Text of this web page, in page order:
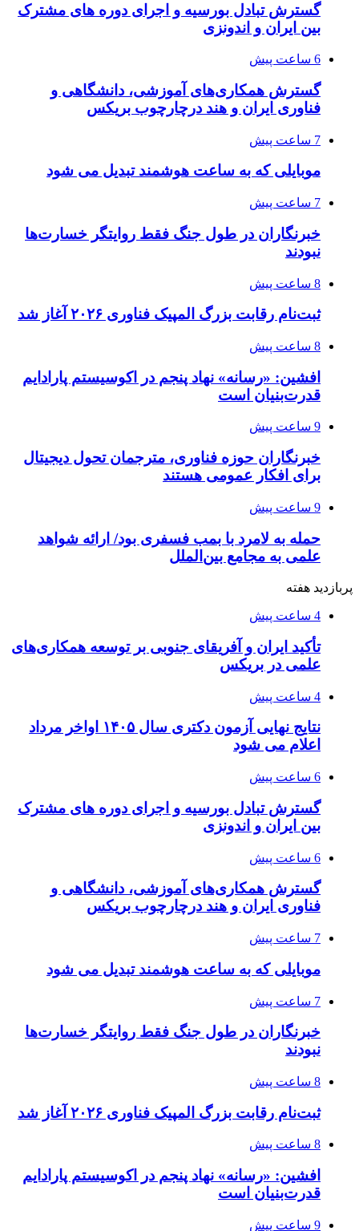
گسترش تبادل بورسیه و اجرای دوره های مشترک
بین ایران و اندونزی
6 ساعت پیش
گسترش همکاری‌های آموزشی، دانشگاهی و
فناوری ایران و هند درچارچوب بریکس
7 ساعت پیش
موبایلی که به ساعت هوشمند تبدیل می شود
7 ساعت پیش
خبرنگاران در طول جنگ فقط روایتگر خسارت‌ها
نبودند
8 ساعت پیش
ثبت‌نام رقابت بزرگ المپیک فناوری ۲۰۲۶ آغاز شد
8 ساعت پیش
افشین: «رسانه» نهاد پنجم در اکوسیستم پارادایم
قدرت‌بنیان است
9 ساعت پیش
خبرنگاران حوزه فناوری، مترجمان تحول دیجیتال
برای افکار عمومی هستند
9 ساعت پیش
حمله به لامرد با بمب فسفری بود/ ارائه شواهد
علمی به مجامع بین‌الملل
پربازدید هفته
4 ساعت پیش
تأکید ایران و آفریقای جنوبی بر توسعه همکاری‌های
علمی در بریکس
4 ساعت پیش
نتایج نهایی آزمون دکتری سال ۱۴۰۵ اواخر مرداد
اعلام می شود
6 ساعت پیش
گسترش تبادل بورسیه و اجرای دوره های مشترک
بین ایران و اندونزی
6 ساعت پیش
گسترش همکاری‌های آموزشی، دانشگاهی و
فناوری ایران و هند درچارچوب بریکس
7 ساعت پیش
موبایلی که به ساعت هوشمند تبدیل می شود
7 ساعت پیش
خبرنگاران در طول جنگ فقط روایتگر خسارت‌ها
نبودند
8 ساعت پیش
ثبت‌نام رقابت بزرگ المپیک فناوری ۲۰۲۶ آغاز شد
8 ساعت پیش
افشین: «رسانه» نهاد پنجم در اکوسیستم پارادایم
قدرت‌بنیان است
9 ساعت پیش